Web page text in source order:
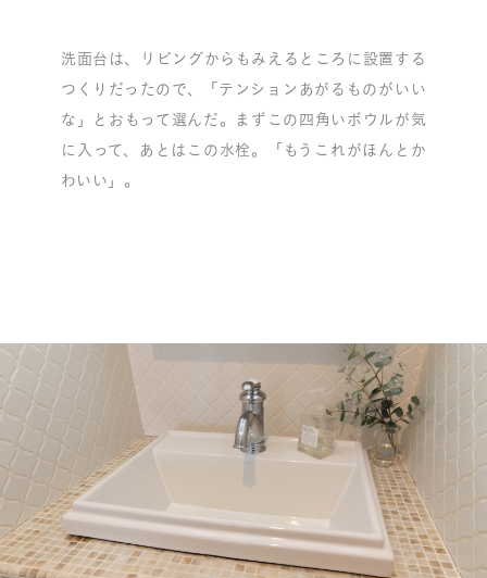
洗面台は、リビングからもみえるところに設置する
つくりだったので、「テンションあがるものがいい
な」とおもって選んだ。まずこの四角いボウルが気
に入って、あとはこの水栓。「もうこれがほんとか
わいい」。